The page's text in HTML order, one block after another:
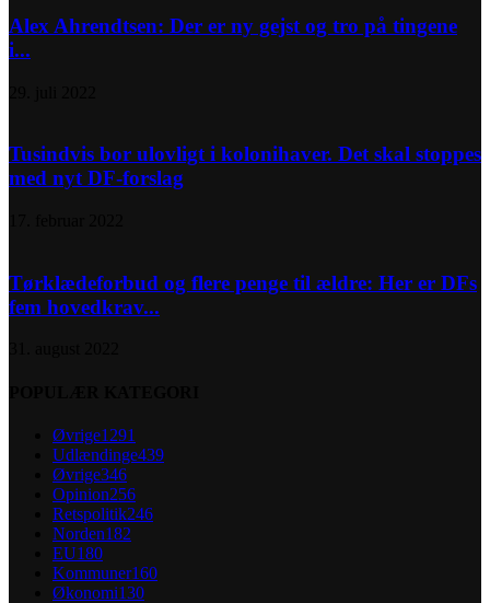
Alex Ahrendtsen: Der er ny gejst og tro på tingene
i...
Tusindvis bor ulovligt i kolonihaver. Det skal stoppes
med nyt DF-forslag
Tørklædeforbud og flere penge til ældre: Her er DFs
fem hovedkrav...
Øvrige1291
Udlændinge439
Øvrige346
Opinion256
Retspolitik246
Norden182
EU180
Kommuner160
Økonomi130